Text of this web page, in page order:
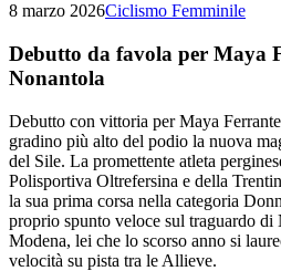
8 marzo 2026Ciclismo Femminile
Debutto da favola per Maya
Nonantola
Debutto con vittoria per Maya
gradino più alto del podio la nuova
del Sile. La promettente atleta
Polisportiva Oltrefersina e della
la sua prima corsa nella categoria
proprio spunto veloce sul traguardo
Modena, lei che lo scorso anno si
velocità su pista tra le Allieve.